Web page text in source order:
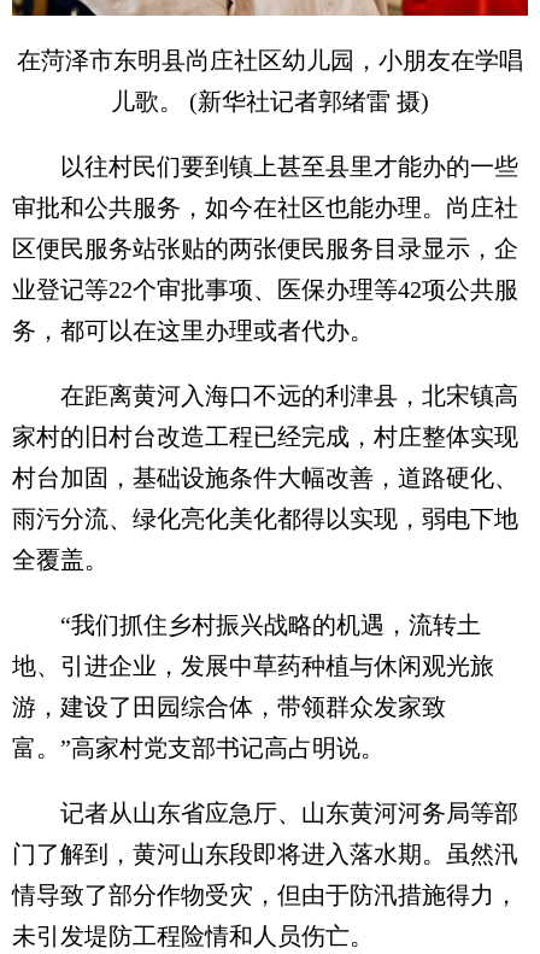
在菏泽市东明县尚庄社区幼儿园，小朋友在学唱
儿歌。 (新华社记者郭绪雷 摄)
以往村民们要到镇上甚至县里才能办的一些
审批和公共服务，如今在社区也能办理。尚庄社
区便民服务站张贴的两张便民服务目录显示，企
业登记等22个审批事项、医保办理等42项公共服
务，都可以在这里办理或者代办。
在距离黄河入海口不远的利津县，北宋镇高
家村的旧村台改造工程已经完成，村庄整体实现
村台加固，基础设施条件大幅改善，道路硬化、
雨污分流、绿化亮化美化都得以实现，弱电下地
全覆盖。
“我们抓住乡村振兴战略的机遇，流转土
地、引进企业，发展中草药种植与休闲观光旅
游，建设了田园综合体，带领群众发家致
富。”高家村党支部书记高占明说。
记者从山东省应急厅、山东黄河河务局等部
门了解到，黄河山东段即将进入落水期。虽然汛
情导致了部分作物受灾，但由于防汛措施得力，
未引发堤防工程险情和人员伤亡。